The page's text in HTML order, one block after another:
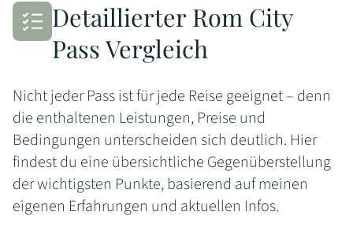
Detaillierter Rom City
Pass Vergleich
Nicht jeder Pass ist für jede Reise geeignet – denn
die enthaltenen Leistungen, Preise und
Bedingungen unterscheiden sich deutlich. Hier
findest du eine übersichtliche Gegenüberstellung
der wichtigsten Punkte, basierend auf meinen
eigenen Erfahrungen und aktuellen Infos.